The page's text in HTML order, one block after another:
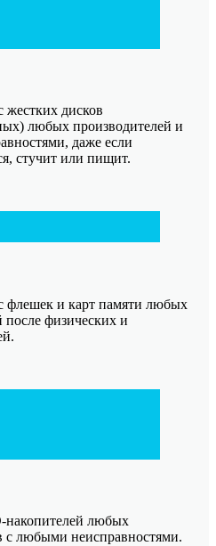
жестких дисков
любых производителей и
даже если
стучит или пищит.
флешек и карт памяти любых
после физических и
накопителей любых
с любыми неисправностями.